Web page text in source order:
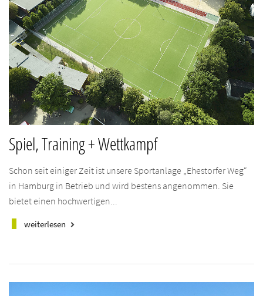
Spiel, Training + Wettkampf
Schon seit einiger Zeit ist unsere Sportanlage „Ehestorfer Weg“
in Hamburg in Betrieb und wird bestens angenommen. Sie
bietet einen hochwertigen...
weiterlesen keyboard_arrow_right